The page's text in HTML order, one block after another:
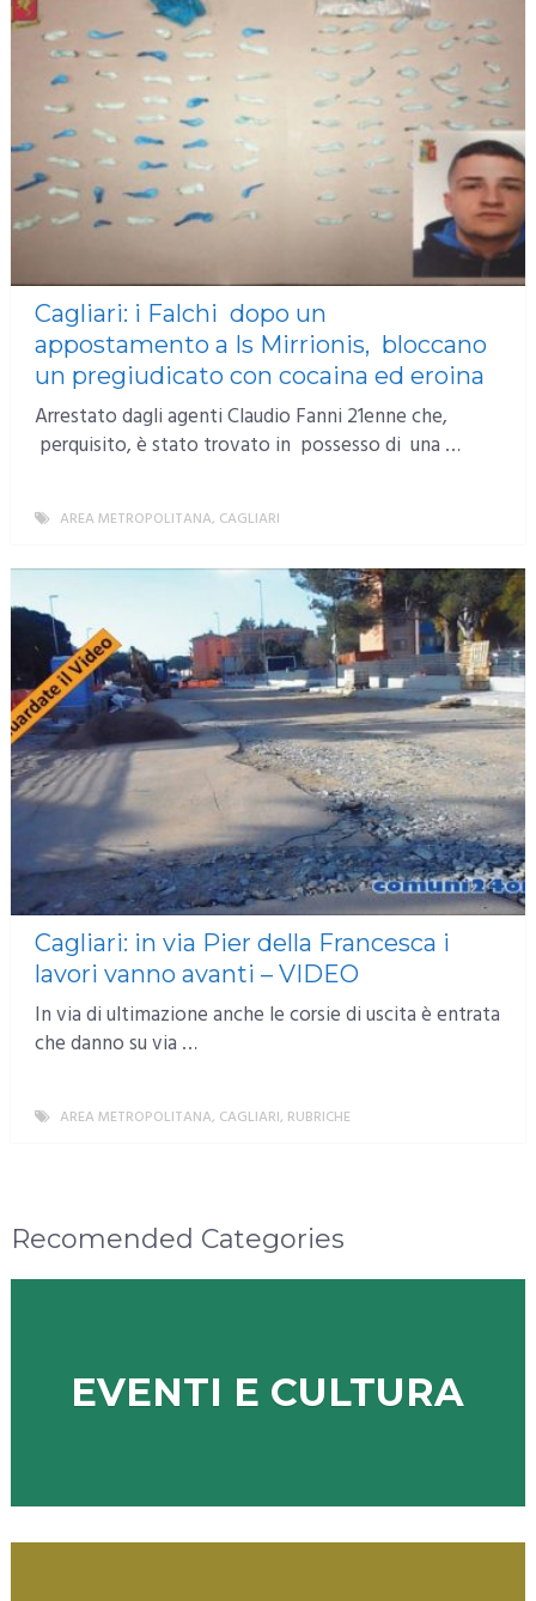
Cagliari: i Falchi dopo un
appostamento a Is Mirrionis, bloccano
un pregiudicato con cocaina ed eroina
Arrestato dagli agenti Claudio Fanni 21enne che,
perquisito, è stato trovato in possesso di una …
AREA METROPOLITANA, CAGLIARI
Cagliari: in via Pier della Francesca i
lavori vanno avanti – VIDEO
In via di ultimazione anche le corsie di uscita è entrata
che danno su via …
AREA METROPOLITANA, CAGLIARI, RUBRICHE
Recomended Categories
EVENTI E CULTURA